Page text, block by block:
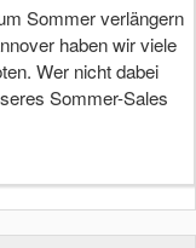
Sommer verlängern
haben wir viele
Wer nicht dabei
Sommer-Sales